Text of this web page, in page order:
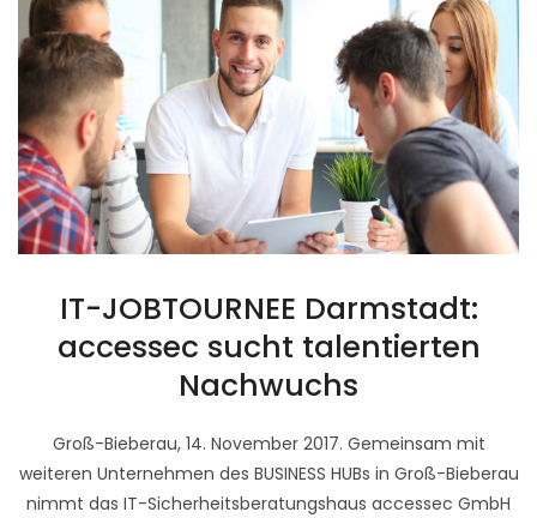
IT-JOBTOURNEE Darmstadt:
accessec sucht talentierten
Nachwuchs
Groß-Bieberau, 14. November 2017. Gemeinsam mit
weiteren Unternehmen des BUSINESS HUBs in Groß-Bieberau
nimmt das IT-Sicherheitsberatungshaus accessec GmbH